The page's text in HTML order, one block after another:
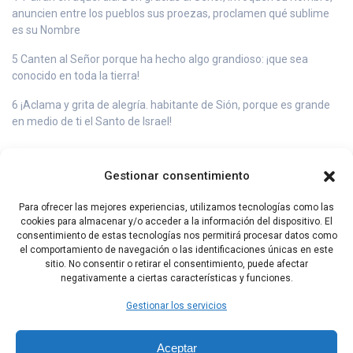
Gestionar consentimiento
Para ofrecer las mejores experiencias, utilizamos tecnologías como las
cookies para almacenar y/o acceder a la información del dispositivo. El
consentimiento de estas tecnologías nos permitirá procesar datos como
el comportamiento de navegación o las identificaciones únicas en este
sitio. No consentir o retirar el consentimiento, puede afectar
negativamente a ciertas características y funciones.
Gestionar los servicios
Aceptar
anuncien entre los pueblos sus proezas, proclamen qué sublime
es su Nombre
5 Canten al Señor porque ha hecho algo grandioso: ¡que sea
conocido en toda la tierra!
6 ¡Aclama y grita de alegría. habitante de Sión, porque es grande
en medio de ti el Santo de Israel!
Capítulo Anterior Capítulo Siguiente